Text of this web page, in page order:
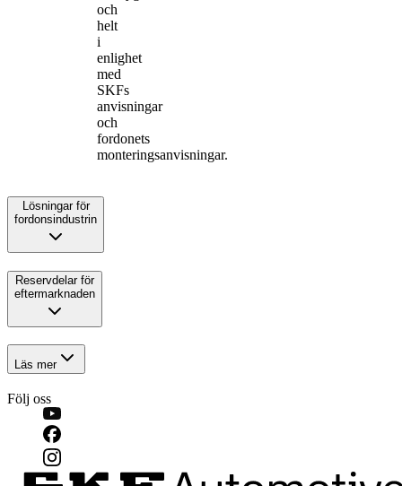
och
helt
i
enlighet
med
SKFs
anvisningar
och
fordonets
monteringsanvisningar.
Lösningar för
fordonsindustrin
Reservdelar för
eftermarknaden
Läs mer
Följ oss